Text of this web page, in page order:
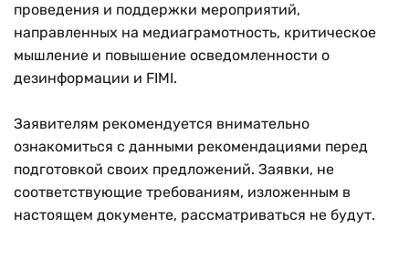
проведения и поддержки мероприятий,
направленных на медиаграмотность, критическое
мышление и повышение осведомленности о
дезинформации и FIMI.
Заявителям рекомендуется внимательно
ознакомиться с данными рекомендациями перед
подготовкой своих предложений. Заявки, не
соответствующие требованиям, изложенным в
настоящем документе, рассматриваться не будут.